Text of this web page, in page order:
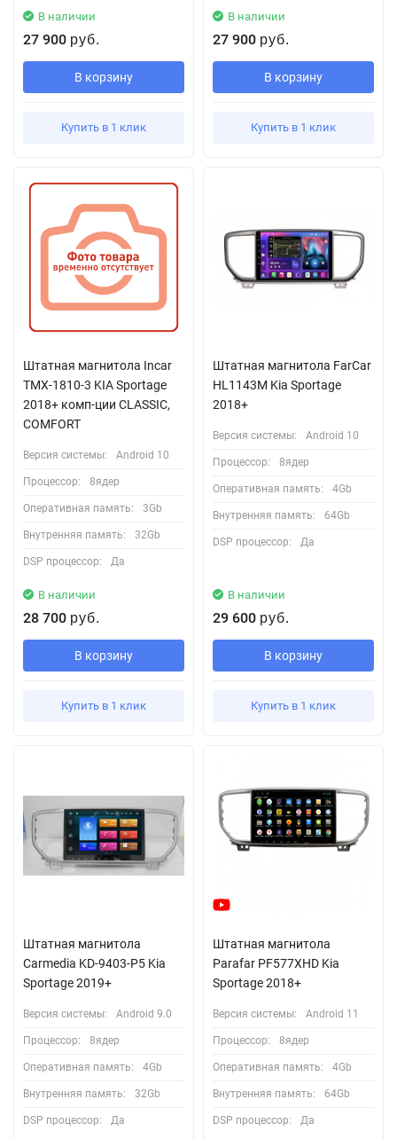
В наличии
27 900 руб.
В корзину
Купить в 1 клик
В наличии
27 900 руб.
В корзину
Купить в 1 клик
Штатная магнитола Incar
TMX-1810-3 KIA Sportage
2018+ комп-ции CLASSIC,
COMFORT
Версия системы: Android 10
Процессор: 8ядер
Оперативная память: 3Gb
Внутренняя память: 32Gb
DSP процессор: Да
В наличии
28 700 руб.
В корзину
Купить в 1 клик
Штатная магнитола FarCar
HL1143M Kia Sportage
2018+
Версия системы: Android 10
Процессор: 8ядер
Оперативная память: 4Gb
Внутренняя память: 64Gb
DSP процессор: Да
В наличии
29 600 руб.
В корзину
Купить в 1 клик
Штатная магнитола
Carmedia KD-9403-P5 Kia
Sportage 2019+
Версия системы: Android 9.0
Процессор: 8ядер
Оперативная память: 4Gb
Внутренняя память: 32Gb
DSP процессор: Да
Штатная магнитола
Parafar PF577XHD Kia
Sportage 2018+
Версия системы: Android 11
Процессор: 8ядер
Оперативная память: 4Gb
Внутренняя память: 64Gb
DSP процессор: Да